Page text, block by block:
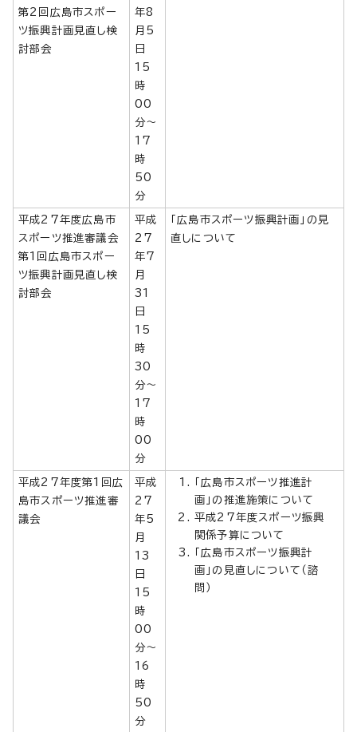
第2回広島市スポー
ツ振興計画見直し検
討部会
年8
月5
日
15
時
00
分～
17
時
50
分
平成27年度広島市
スポーツ推進審議会
第1回広島市スポー
ツ振興計画見直し検
討部会
平成
27
年7
月
31
日
15
時
30
分～
17
時
00
分
「広島市スポーツ振興計画」の見
直しについて
平成27年度第1回広
島市スポーツ推進審
議会
平成
27
年5
月
13
日
15
時
00
分～
16
時
50
分
「広島市スポーツ推進計
画」の推進施策について
平成27年度スポーツ振興
関係予算について
「広島市スポーツ振興計
画」の見直しについて（諮
問）